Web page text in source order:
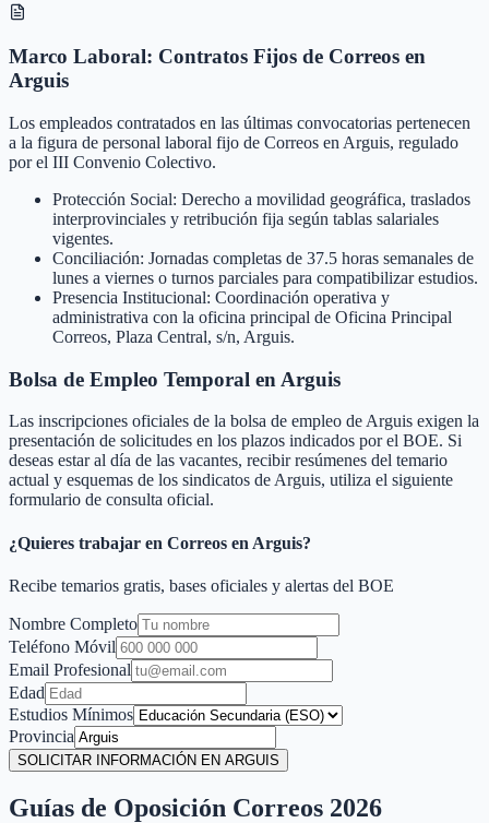
Marco Laboral: Contratos Fijos de Correos en
Arguis
Los empleados contratados en las últimas convocatorias pertenecen
a la figura de personal laboral fijo de Correos en Arguis, regulado
por el III Convenio Colectivo.
Protección Social: Derecho a movilidad geográfica, traslados
interprovinciales y retribución fija según tablas salariales
vigentes.
Conciliación: Jornadas completas de 37.5 horas semanales de
lunes a viernes o turnos parciales para compatibilizar estudios.
Presencia Institucional: Coordinación operativa y
administrativa con la oficina principal de Oficina Principal
Correos, Plaza Central, s/n, Arguis.
Bolsa de Empleo Temporal en Arguis
Las inscripciones oficiales de la bolsa de empleo deArguis exigen la
presentación de solicitudes en los plazos indicados por el BOE. Si
deseas estar al día de las vacantes, recibir resúmenes del temario
actual y esquemas de los sindicatos deArguis, utiliza el siguiente
formulario de consulta oficial.
¿Quieres trabajar en Correos en Arguis?
Recibe temarios gratis, bases oficiales y alertas del BOE
Nombre Completo
Teléfono Móvil
Email Profesional
Edad
Estudios Mínimos
Provincia
SOLICITAR INFORMACIÓN EN ARGUIS
Guías de Oposición Correos 2026